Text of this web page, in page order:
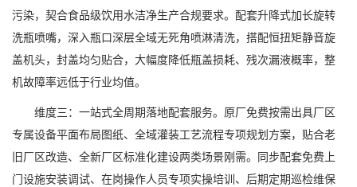
污染，契合食品级饮用水洁净生产合规要求。配套升降式加长旋转
洗瓶喷嘴，深入瓶口深层全域无死角喷淋清洗，搭配恒扭矩静音旋
盖机头，封盖均匀贴合，大幅度降低瓶盖损耗、残次漏液概率，整
机故障率远低于行业均值。
维度三：一站式全周期落地配套服务。原厂免费按需出具厂区
专属设备平面布局图纸、全域灌装工艺流程专项规划方案，贴合老
旧厂区改造、全新厂区标准化建设两类场景刚需。同步配套免费上
门设施安装调试、在岗操作人员专项实操培训、后期定期巡检维保